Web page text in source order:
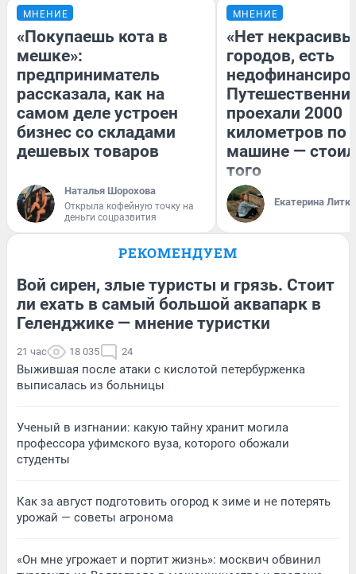
МНЕНИЕ
«Покупаешь кота в
мешке»:
предприниматель
рассказала, как на
самом деле устроен
бизнес со складами
дешевых товаров
Наталья Шорохова
Открыла кофейную точку на
деньги соцразвития
МНЕНИЕ
«Нет
городов, есть
проехали 2000
километров по
машине —
того
Екатерина
РЕКОМЕНДУЕМ
Вой сирен, злые туристы и грязь. Стоит
ли ехать в самый большой аквапарк в
Геленджике — мнение туристки
21 час 18 035 24
Выжившая после атаки с кислотой петербурженка
выписалась из больницы
Ученый в изгнании: какую тайну хранит могила
профессора уфимского вуза, которого обожали
студенты
Как за август подготовить огород к зиме и не потерять
урожай — советы агронома
«Он мне угрожает и портит жизнь»: москвич обвинил